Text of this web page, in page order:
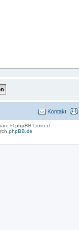
Kontakt
© phpBB Limited
phpBB.de